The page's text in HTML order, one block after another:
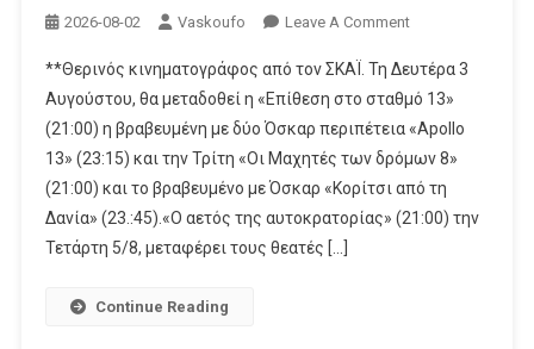
2026-08-02 Vaskoufo Leave A CommentOn
3ος
Κύκλος
Του
«Έτερος
Εγώ:
Νέμεσις»
**Θερινός κινηματογράφος από τον ΣΚΑΪ. Τη Δευτέρα 3
Αυγούστου, θα μεταδοθεί η «Επίθεση στο σταθμό 13»
(21:00) η βραβευμένη με δύο Όσκαρ περιπέτεια «Apollo
13» (23:15) και την Τρίτη «Οι Μαχητές των δρόμων 8»
(21:00) και το βραβευμένο με Όσκαρ «Κορίτσι από τη
Δανία» (23.:45).«Ο αετός της αυτοκρατορίας» (21:00) την
Τετάρτη 5/8, μεταφέρει τους θεατές […]
Continue Reading